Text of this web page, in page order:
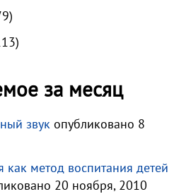
за месяц
звук опубликовано 8
как метод воспитания детей
20 ноября, 2010